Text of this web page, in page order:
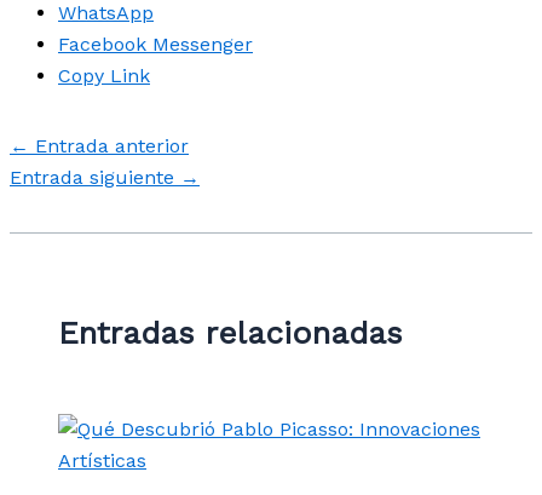
WhatsApp
Facebook Messenger
Copy Link
← Entrada anterior
Entrada siguiente →
Entradas relacionadas